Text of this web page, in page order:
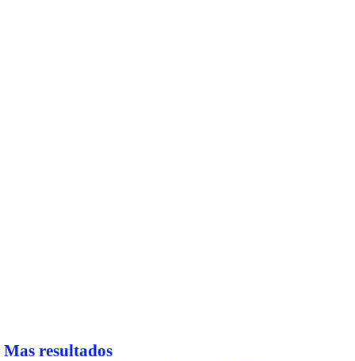
Mas resultados